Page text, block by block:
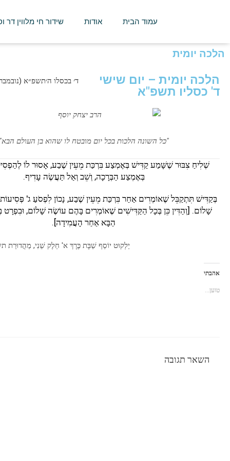
עמוד הבית אודות שידור חי מלווין דר
הלכה יומית
הלכה יומית – יום שישי
ד' כסליו תשפ"א
ד׳ בכסלו ה׳תשפ״א (נובמבר 20,
"כל השונה הלכות בכל יום מובטח לו שהוא בן העולם הבא"
שְׁלִיחַ צִבּוּר שֶׁשָּׁמַע קַדִּישׁ בְּאֶמְצַע בִּרְכַּת מֵעֵין שֶׁבַע, אָסוּר לוֹ
בְּאֶמְצַע הַבְּרָכָה, וְשֵׁב וְאַל תַּעֲשֶׂה עָדִיף.
בְּקַדִּישׁ תִּתְקַבֵּל שֶׁאוֹמְרִים אַחַר בִּרְכַּת מֵעֵין שֶׁבַע, נָכוֹן לִפְסֹעַ ג'
שָׁלוֹם. [וְהַדִּין כֵּן בְּכָל הַקַּדִּישִׁים שֶׁאוֹמְרִים בָּהֶם עוֹשֶׂה שָׁלוֹם,
הַבָּא אַחַר הָעֲמִידָה].
יַלְקוּט יוֹסֵף שַׁבָּת כֶּרָךְ א' חֵלֶק שֵׁנִי, מַהֲדוּרַת
אהבתי
טוען...
השאר תגובה